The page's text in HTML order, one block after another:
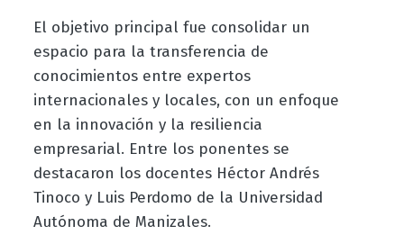
El objetivo principal fue consolidar un
espacio para la transferencia de
conocimientos entre expertos
internacionales y locales, con un enfoque
en la innovación y la resiliencia
empresarial. Entre los ponentes se
destacaron los docentes Héctor Andrés
Tinoco y Luis Perdomo de la Universidad
Autónoma de Manizales.